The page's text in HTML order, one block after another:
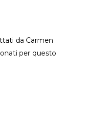
da Carmen
per questo